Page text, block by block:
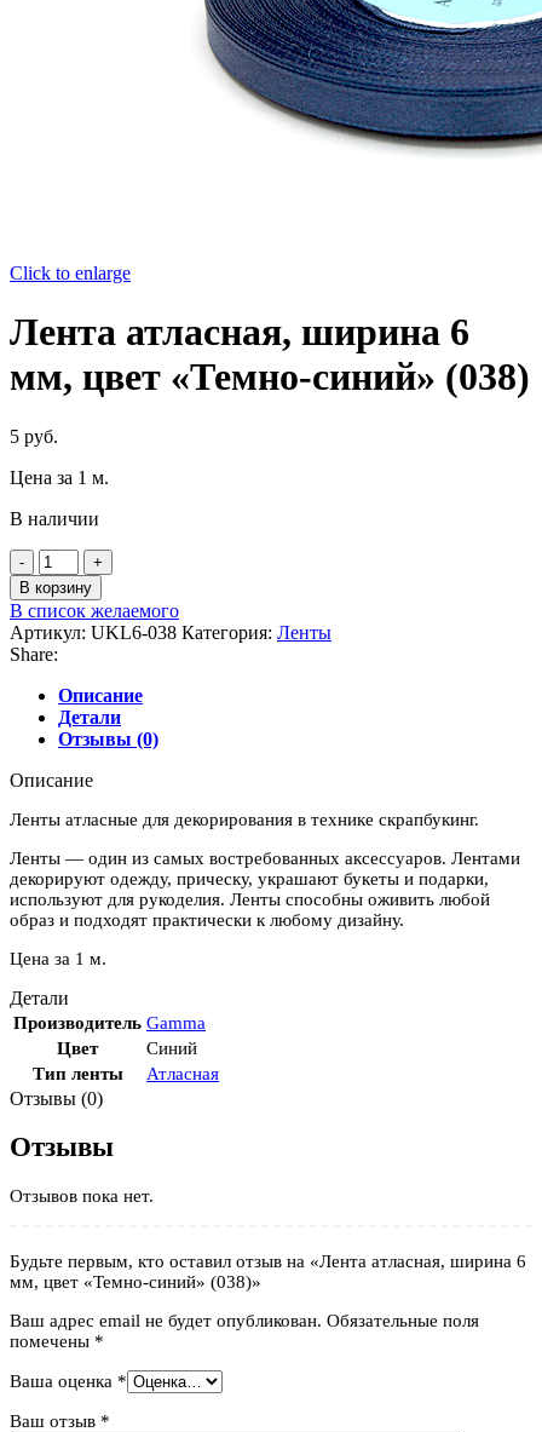
Click to enlarge
Лента атласная, ширина 6
мм, цвет «Темно-синий» (038)
5 руб.
Цена за 1 м.
В наличии
Количество
товара
Лента
атласная,
ширина
6
мм,
цвет
"Темно-
синий"
(038)
В корзину
В список желаемого
Артикул: UKL6-038 Категория: Ленты
Share:
Описание
Детали
Отзывы (0)
Описание
Ленты атласные для декорирования в технике скрапбукинг.
Ленты — один из самых востребованных аксессуаров. Лентами
декорируют одежду, прическу, украшают букеты и подарки,
используют для рукоделия. Ленты способны оживить любой
образ и подходят практически к любому дизайну.
Цена за 1 м.
Детали
Производитель Gamma
Цвет
Синий
Тип ленты
Атласная
Отзывы (0)
Отзывы
Отзывов пока нет.
Будьте первым, кто оставил отзыв на «Лента атласная, ширина 6
мм, цвет «Темно-синий» (038)»
Ваш адрес email не будет опубликован. Обязательные поля
помечены *
Ваша оценка *
Ваш отзыв *